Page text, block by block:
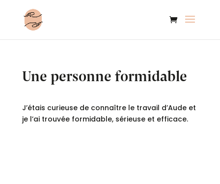
Une personne formidable
J’étais curieuse de connaître le travail d’Aude et
je l’ai trouvée formidable, sérieuse et efficace.